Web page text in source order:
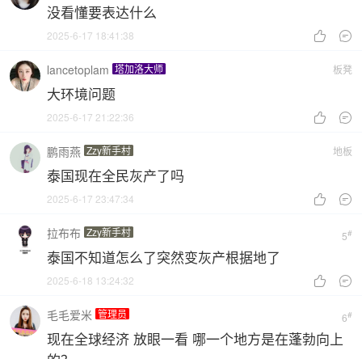
没看懂要表达什么
 
2025-6-17 18:41:38
板凳
lancetoplam 塔加洛大师
大环境问题
 
2025-6-17 21:22:36
地板
鹏雨燕 Zzy新手村
泰国现在全民灰产了吗
 
2025-6-17 23:47:34
5#
拉布布 Zzy新手村
泰国不知道怎么了突然变灰产根据地了
 
2025-6-18 13:24:32
6#
毛毛爱米 管理员
现在全球经济 放眼一看 哪一个地方是在蓬勃向上